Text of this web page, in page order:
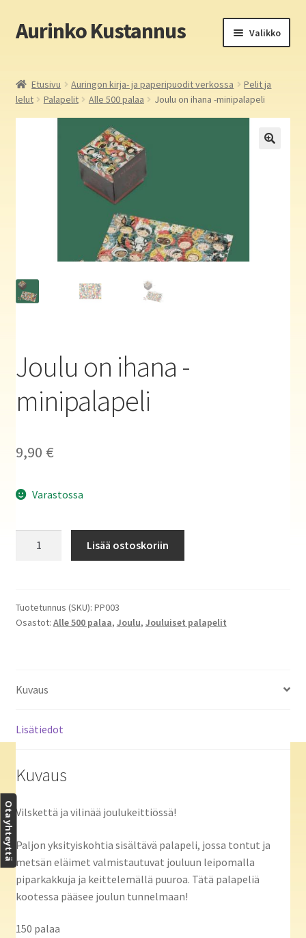
Siirry
navigointiin
Siirry
sisältöön
Aurinko Kustannus Valikko
Yritys
Aurinko Kustannus: kirjat
Auringon kirja- ja paperipuodit verkossa
Media
Etusivu Auringon kirja- ja paperipuodit verkossa
Pelit ja
lelut
Palapelit Alle 500 palaa Joulu on ihana -minipalapeli
Joulu on ihana -
minipalapeli
9,90 €
Varastossa
minipalapeli
määrä
Lisää ostoskoriin
Tuotetunnus (SKU): PP003
Osastot: Alle 500 palaa, Joulu, Jouluiset palapelit
Kuvaus
Lisätiedot
Kuvaus
Vilskettä ja vilinää joulukeittiössä!
Paljon yksityiskohtia sisältävä palapeli, jossa tontut ja
metsän eläimet valmistautuvat jouluun leipomalla
piparkakkuja ja keittelemällä puuroa. Tätä palapeliä
kootessa pääsee joulun tunnelmaan!
150 palaa
Ota yhteyttä